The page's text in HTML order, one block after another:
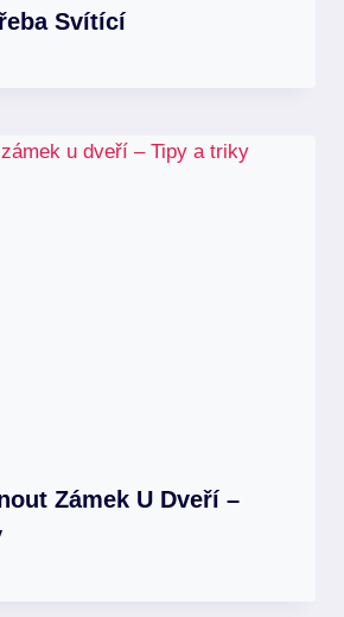
Svítící
Zámek U Dveří –